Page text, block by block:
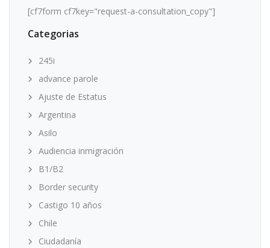
[cf7form cf7key="request-a-consultation_copy"]
Categorias
245i
advance parole
Ajuste de Estatus
Argentina
Asilo
Audiencia inmigración
B1/B2
Border security
Castigo 10 años
Chile
Ciudadanía